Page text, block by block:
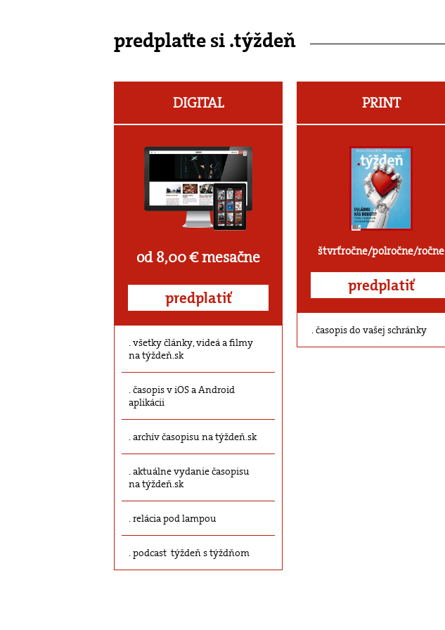
predplaťte si .týždeň
DIGITAL
od 8,00 € mesačne
predplatiť
všetky články, videá a filmy
na týždeň.sk
časopis v iOS a Android
aplikácii
archív časopisu na týždeň.sk
aktuálne vydanie časopisu
na týždeň.sk
relácia pod lampou
podcast týždeň s týždňom
PRINT
štvrťročne/polročne/ročne
predplatiť
časopis do vašej schránky